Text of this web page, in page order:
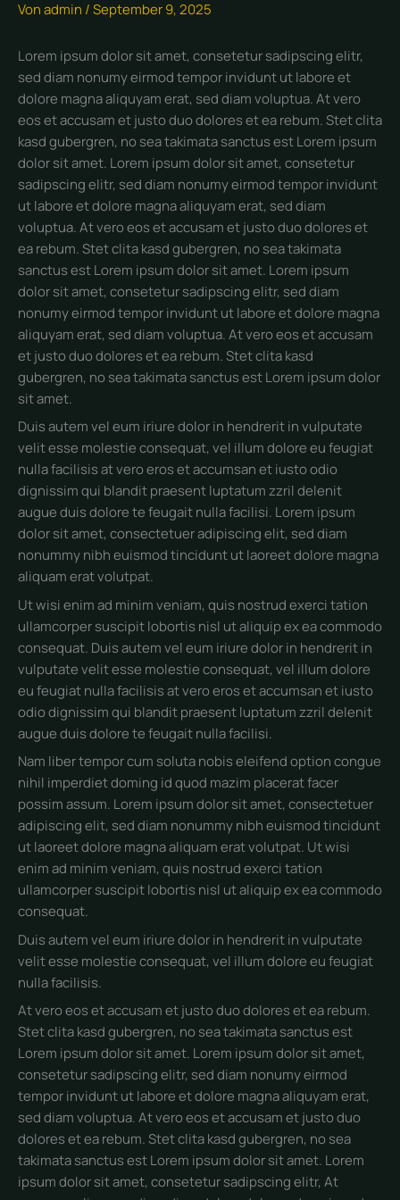
Vonadmin /September 9, 2025
Lorem ipsum dolor sit amet, consetetur sadipscing elitr,
sed diam nonumy eirmod tempor invidunt ut labore et
dolore magna aliquyam erat, sed diam voluptua. At vero
eos et accusam et justo duo dolores et ea rebum. Stet clita
kasd gubergren, no sea takimata sanctus est Lorem ipsum
dolor sit amet. Lorem ipsum dolor sit amet, consetetur
sadipscing elitr, sed diam nonumy eirmod tempor invidunt
ut labore et dolore magna aliquyam erat, sed diam
voluptua. At vero eos et accusam et justo duo dolores et
ea rebum. Stet clita kasd gubergren, no sea takimata
sanctus est Lorem ipsum dolor sit amet. Lorem ipsum
dolor sit amet, consetetur sadipscing elitr, sed diam
nonumy eirmod tempor invidunt ut labore et dolore magna
aliquyam erat, sed diam voluptua. At vero eos et accusam
et justo duo dolores et ea rebum. Stet clita kasd
gubergren, no sea takimata sanctus est Lorem ipsum dolor
sit amet.
Duis autem vel eum iriure dolor in hendrerit in vulputate
velit esse molestie consequat, vel illum dolore eu feugiat
nulla facilisis at vero eros et accumsan et iusto odio
dignissim qui blandit praesent luptatum zzril delenit
augue duis dolore te feugait nulla facilisi. Lorem ipsum
dolor sit amet, consectetuer adipiscing elit, sed diam
nonummy nibh euismod tincidunt ut laoreet dolore magna
aliquam erat volutpat.
Ut wisi enim ad minim veniam, quis nostrud exerci tation
ullamcorper suscipit lobortis nisl ut aliquip ex ea commodo
consequat. Duis autem vel eum iriure dolor in hendrerit in
vulputate velit esse molestie consequat, vel illum dolore
eu feugiat nulla facilisis at vero eros et accumsan et iusto
odio dignissim qui blandit praesent luptatum zzril delenit
augue duis dolore te feugait nulla facilisi.
Nam liber tempor cum soluta nobis eleifend option congue
nihil imperdiet doming id quod mazim placerat facer
possim assum. Lorem ipsum dolor sit amet, consectetuer
adipiscing elit, sed diam nonummy nibh euismod tincidunt
ut laoreet dolore magna aliquam erat volutpat. Ut wisi
enim ad minim veniam, quis nostrud exerci tation
ullamcorper suscipit lobortis nisl ut aliquip ex ea commodo
consequat.
Duis autem vel eum iriure dolor in hendrerit in vulputate
velit esse molestie consequat, vel illum dolore eu feugiat
nulla facilisis.
At vero eos et accusam et justo duo dolores et ea rebum.
Stet clita kasd gubergren, no sea takimata sanctus est
Lorem ipsum dolor sit amet. Lorem ipsum dolor sit amet,
consetetur sadipscing elitr, sed diam nonumy eirmod
tempor invidunt ut labore et dolore magna aliquyam erat,
sed diam voluptua. At vero eos et accusam et justo duo
dolores et ea rebum. Stet clita kasd gubergren, no sea
takimata sanctus est Lorem ipsum dolor sit amet. Lorem
ipsum dolor sit amet, consetetur sadipscing elitr, At